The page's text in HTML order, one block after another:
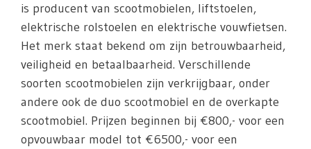
is producent van scootmobielen, liftstoelen,
elektrische rolstoelen en elektrische vouwfietsen.
Het merk staat bekend om zijn betrouwbaarheid,
veiligheid en betaalbaarheid. Verschillende
soorten scootmobielen zijn verkrijgbaar, onder
andere ook de duo scootmobiel en de overkapte
scootmobiel. Prijzen beginnen bij €800,- voor een
opvouwbaar model tot €6500,- voor een